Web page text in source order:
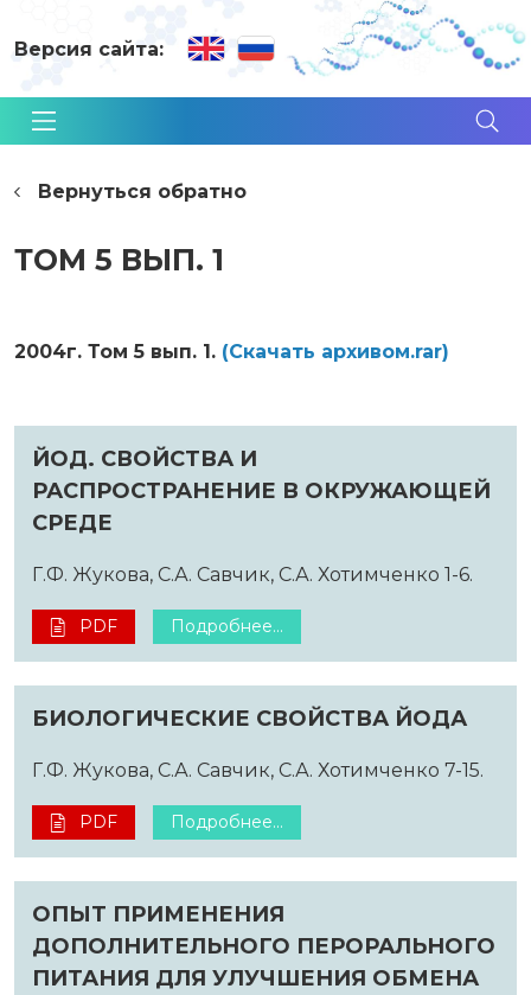
Версия сайта:
Вернуться обратно
ТОМ 5 ВЫП. 1
2004г. Том 5 вып. 1. (Cкачать архивом.rar)
ЙОД. СВОЙСТВА И
РАСПРОСТРАНЕНИЕ В ОКРУЖАЮЩЕЙ
СРЕДЕ
Г.Ф. Жукова, С.А. Савчик, С.А. Хотимченко 1-6.
PDF Подробнее...
БИОЛОГИЧЕСКИЕ СВОЙСТВА ЙОДА
Г.Ф. Жукова, С.А. Савчик, С.А. Хотимченко 7-15.
PDF Подробнее...
ОПЫТ ПРИМЕНЕНИЯ
ДОПОЛНИТЕЛЬНОГО ПЕРОРАЛЬНОГО
ПИТАНИЯ ДЛЯ УЛУЧШЕНИЯ ОБМЕНА